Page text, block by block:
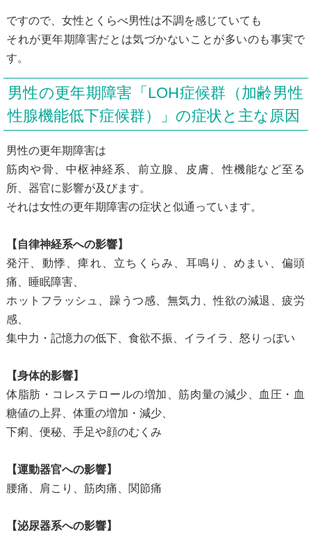
ですので、女性とくらべ男性は不調を感じていても
それが更年期障害だとは気づかないことが多いのも事実で
す。
男性の更年期障害「LOH症候群（加齢男性
性腺機能低下症候群）」の症状と主な原因
男性の更年期障害は
筋肉や骨、中枢神経系、前立腺、皮膚、性機能など至る
所、器官に影響が及びます。
それは女性の更年期障害の症状と似通っています。
【自律神経系への影響】
発汗、動悸、痺れ、立ちくらみ、耳鳴り、めまい、偏頭
痛、睡眠障害、
ホットフラッシュ、躁うつ感、無気力、性欲の減退、疲労
感、
集中力・記憶力の低下、食欲不振、イライラ、怒りっぽい
【身体的影響】
体脂肪・コレステロールの増加、筋肉量の減少、血圧・血
糖値の上昇、体重の増加・減少、
下痢、便秘、手足や顔のむくみ
【運動器官への影響】
腰痛、肩こり、筋肉痛、関節痛
【泌尿器系への影響】